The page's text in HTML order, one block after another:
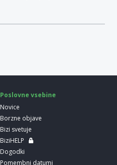
Poslovne vsebine
Novice
Borzne objave
Bizi svetuje
BiziHELP
Dogodki
Pomembni datumi